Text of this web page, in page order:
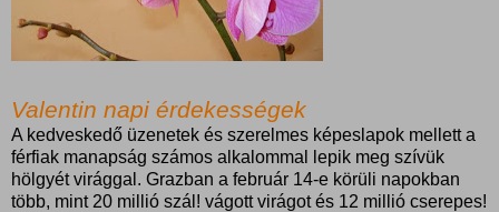
Valentin napi érdekességek
A kedveskedő üzenetek és szerelmes képeslapok mellett a
férfiak manapság számos alkalommal lepik meg szívük
hölgyét virággal. Grazban a február 14-e körüli napokban
több, mint 20 millió szál! vágott virágot és 12 millió cserepes!